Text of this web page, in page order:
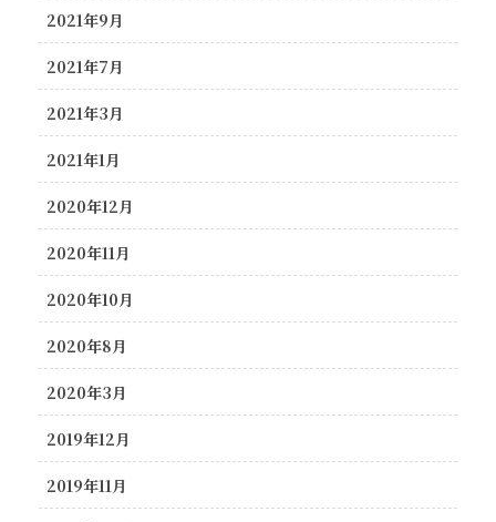
2021年9月
2021年7月
2021年3月
2021年1月
2020年12月
2020年11月
2020年10月
2020年8月
2020年3月
2019年12月
2019年11月